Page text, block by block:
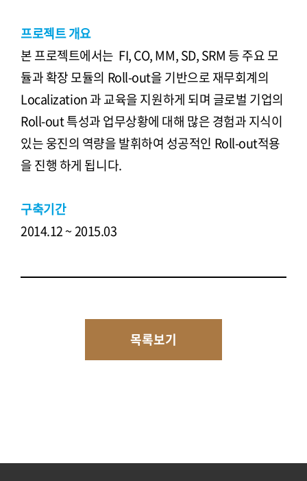
프로젝트 개요
본 프로젝트에서는 FI, CO, MM, SD, SRM 등 주요 모
듈과 확장 모듈의 Roll-out을 기반으로 재무회계의
Localization 과 교육을 지원하게 되며 글로벌 기업의
Roll-out 특성과 업무상황에 대해 많은 경험과 지식이
있는 웅진의 역량을 발휘하여 성공적인 Roll-out적용
을 진행 하게 됩니다.
구축기간
2014.12 ~ 2015.03
목록보기